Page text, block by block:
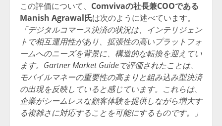
この評価について、 Comvivaの社長兼COOである
Manish Agrawal氏は次のように述べています。
「デジタルコマース決済の状況は、インテリジェン
トで相互運用性があり、拡張性の高いプラットフォ
ームへのニーズを背景に、構造的な転換を迎えてい
ます。Gartner Market Guideで評価されたことは、
モバイルマネーの重要性の高まりと組み込み型決済
の出現を反映していると感じています。これらは、
企業がシームレスな顧客体験を提供しながら増大す
る複雑さに対応することを可能にするものです。」